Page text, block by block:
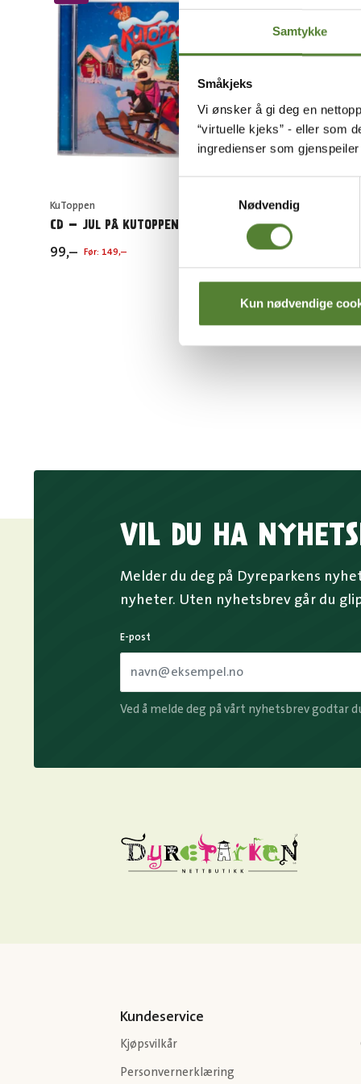
Samtykke
Småkjeks
Vi ønsker å gi deg en
“virtuelle kjeks” - eller som
ingredienser som
Nødvendig
Kun nødvendige
KuToppen
CD – JUL PÅ KUTOPPEN
99,– Før: 149,–
VIL DU HA
Melder du deg på Dyreparkens
nyheter. Uten nyhetsbrev går du
E-post
Ved å melde deg på vårt nyhetsbrev godtar
Kundeservice
Kjøpsvilkår
Personvernerklæring